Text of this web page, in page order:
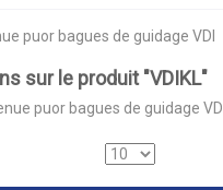
puor bagues de guidage VDI
sur le produit "VDIKL"
puor bagues de guidage VDI